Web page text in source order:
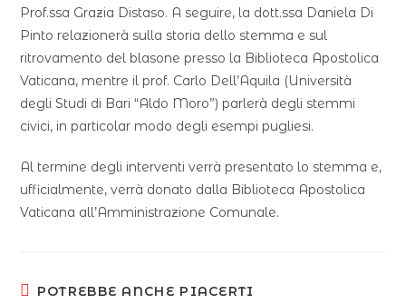
Prof.ssa Grazia Distaso. A seguire, la dott.ssa Daniela Di
Pinto relazionerà sulla storia dello stemma e sul
ritrovamento del blasone presso la Biblioteca Apostolica
Vaticana, mentre il prof. Carlo Dell’Aquila (Università
degli Studi di Bari “Aldo Moro”) parlerà degli stemmi
civici, in particolar modo degli esempi pugliesi.
Al termine degli interventi verrà presentato lo stemma e,
ufficialmente, verrà donato dalla Biblioteca Apostolica
Vaticana all’Amministrazione Comunale.
POTREBBE ANCHE PIACERTI